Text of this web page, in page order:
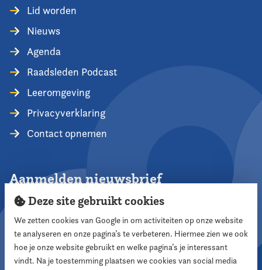
Lid worden
Nieuws
Agenda
Raadsleden Podcast
Leeromgeving
Privacyverklaring
Contact opnemen
Aanmelden nieuwsbrief
Aanmelden
Deze site gebruikt cookies
We zetten cookies van Google in om activiteiten op onze website
te analyseren en onze pagina’s te verbeteren. Hiermee zien we ook
hoe je onze website gebruikt en welke pagina’s je interessant
vindt. Na je toestemming plaatsen we cookies van social media